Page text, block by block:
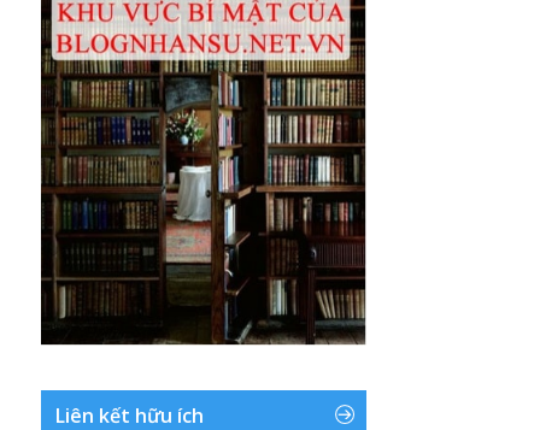
Liên kết hữu ích